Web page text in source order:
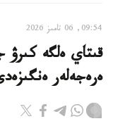
09:54, 06 تامىز 2026
قىتاي ەلگە كىرۋ
ەرەجەلەر